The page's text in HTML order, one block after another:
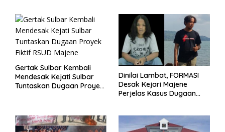
Gertak Sulbar Kembali
Mendesak Kejati Sulbar
Tuntaskan Dugaan Proyek
Dinilai Lambat, FORMASI
Desak Kejari Majene
Perjelas Kasus Dugaan